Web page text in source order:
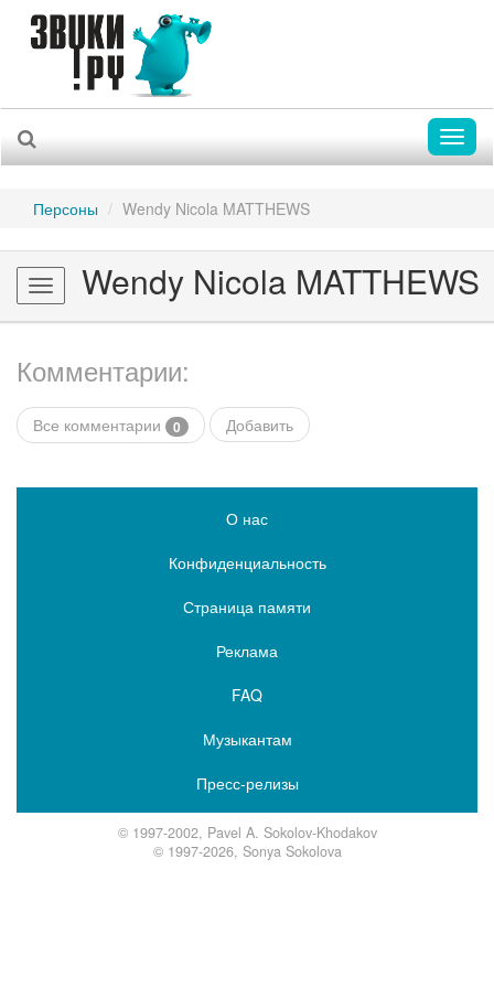
Персоны Wendy Nicola MATTHEWS
Toggle
navigation
Wendy Nicola MATTHEWS
Комментарии:
Все комментарии 0 Добавить
О нас
Конфиденциальность
Страница памяти
Реклама
FAQ
Музыкантам
Пресс-релизы
© 1997-2002, Pavel A. Sokolov-Khodakov
© 1997-2026, Sonya Sokolova